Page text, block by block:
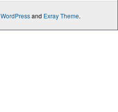
WordPressand Exray Theme.